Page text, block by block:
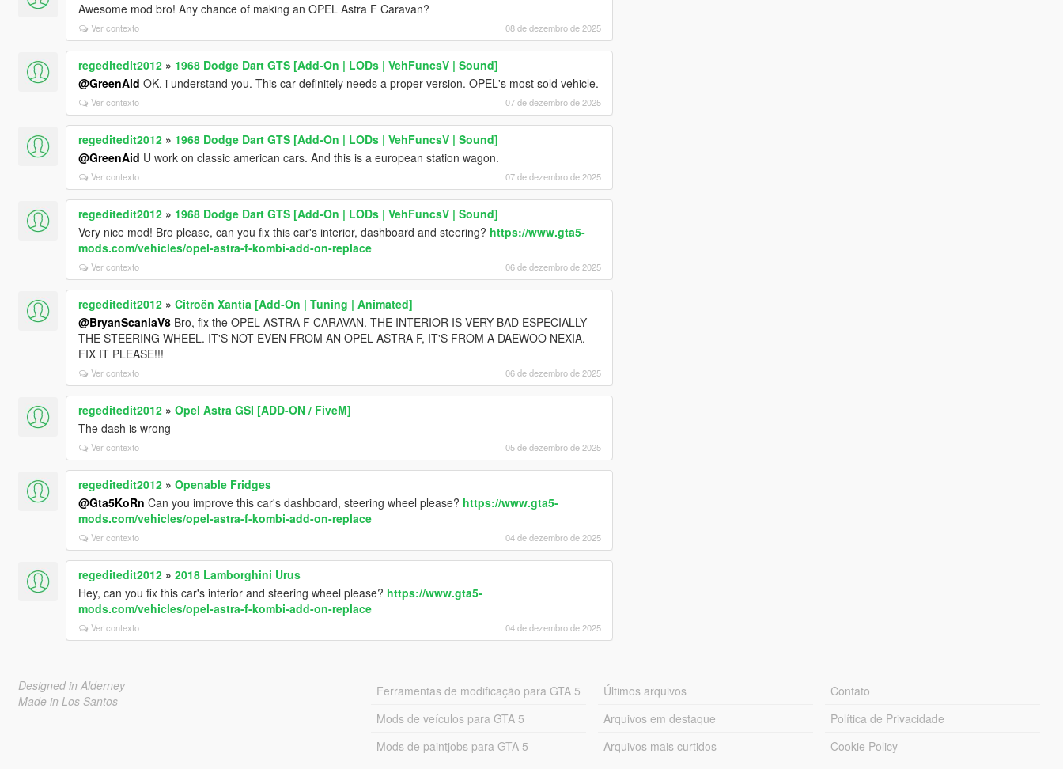
Awesome mod bro! Any chance of making an OPEL Astra F Caravan?
Ver contexto 08 de dezembro de 2025
regeditedit2012» 1968 Dodge Dart GTS [Add-On | LODs | VehFuncsV | Sound]
@GreenAid OK, i understand you. This car definitely needs a proper version. OPEL's most sold vehicle.
Ver contexto 07 de dezembro de 2025
regeditedit2012» 1968 Dodge Dart GTS [Add-On | LODs | VehFuncsV | Sound]
@GreenAid U work on classic american cars. And this is a european station wagon.
Ver contexto 07 de dezembro de 2025
regeditedit2012» 1968 Dodge Dart GTS [Add-On | LODs | VehFuncsV | Sound]
Very nice mod! Bro please, can you fix this car's interior, dashboard and steering? https://www.gta5-
mods.com/vehicles/opel-astra-f-kombi-add-on-replace
Ver contexto 06 de dezembro de 2025
regeditedit2012» Citroën Xantia [Add-On | Tuning | Animated]
@BryanScaniaV8Bro, fix the OPEL ASTRA F CARAVAN. THE INTERIOR IS VERY BAD ESPECIALLY
THE STEERING WHEEL. IT'S NOT EVEN FROM AN OPEL ASTRA F, IT'S FROM A DAEWOO NEXIA.
FIX IT PLEASE!!!
Ver contexto 06 de dezembro de 2025
regeditedit2012» Opel Astra GSI [ADD-ON / FiveM]
The dash is wrong
Ver contexto 05 de dezembro de 2025
regeditedit2012» Openable Fridges
@Gta5KoRn Can you improve this car's dashboard, steering wheel please? https://www.gta5-
mods.com/vehicles/opel-astra-f-kombi-add-on-replace
Ver contexto 04 de dezembro de 2025
regeditedit2012» 2018 Lamborghini Urus
Hey, can you fix this car's interior and steering wheel please? https://www.gta5-
mods.com/vehicles/opel-astra-f-kombi-add-on-replace
Ver contexto 04 de dezembro de 2025
Designed in Alderney
Made in Los Santos
Ferramentas de modificação para GTA 5
Mods de veículos para GTA 5
Mods de paintjobs para GTA 5
Últimos arquivos
Arquivos em destaque
Arquivos mais curtidos
Contato
Política de Privacidade
Cookie Policy